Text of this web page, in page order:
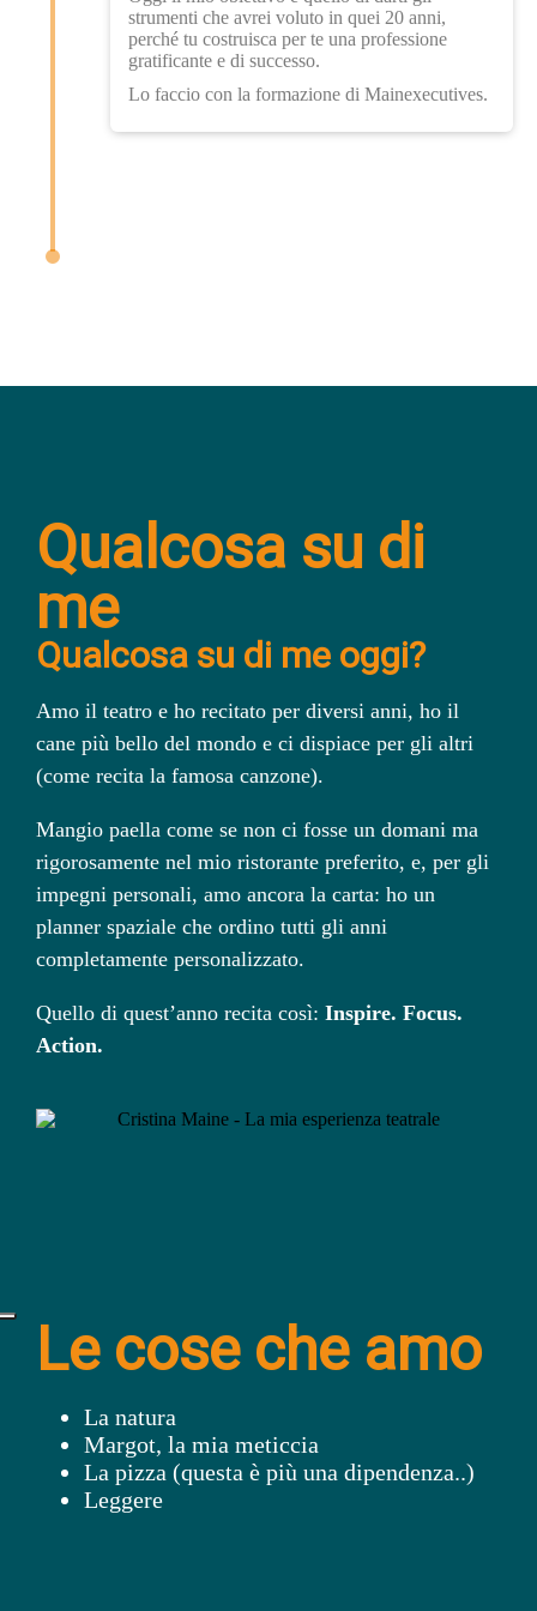
strumenti che avrei voluto in quei 20 anni,
perché tu costruisca per te una professione
gratificante e di successo.
Lo faccio con la formazione di Mainexecutives.
Qualcosa su di
me
Qualcosa su di me oggi?
Amo il teatro e ho recitato per diversi anni, ho il
cane più bello del mondo e ci dispiace per gli altri
(come recita la famosa canzone).
Mangio paella come se non ci fosse un domani ma
rigorosamente nel mio ristorante preferito, e, per gli
impegni personali, amo ancora la carta: ho un
planner spaziale che ordino tutti gli anni
completamente personalizzato.
Quello di quest’anno recita così: Inspire. Focus.
Action.
Le cose che amo
La natura
Margot, la mia meticcia
La pizza (questa è più una dipendenza..)
Leggere